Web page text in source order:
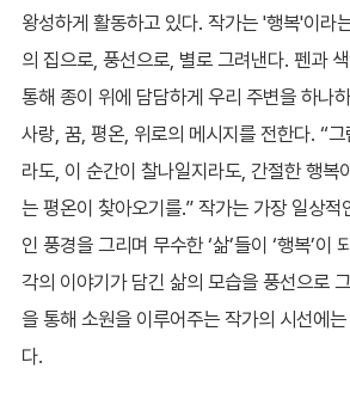
왕성하게 활동하고 있다. 작가는 '행복'이라
의 집으로, 풍선으로, 별로 그려낸다. 펜과
통해 종이 위에 담담하게 우리 주변을 하나
사랑, 꿈, 평온, 위로의 메시지를 전한다. “그
라도, 이 순간이 찰나일지라도, 간절한 행복
는 평온이 찾아오기를.” 작가는 가장 일상적
인 풍경을 그리며 무수한 ‘삶’들이 ‘행복’이
각의 이야기가 담긴 삶의 모습을 풍선으로
을 통해 소원을 이루어주는 작가의 시선에
다.